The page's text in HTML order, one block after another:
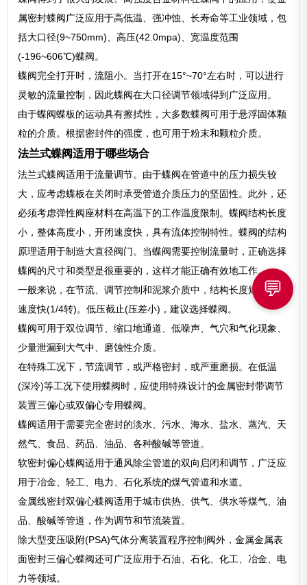
属密封蝶阀广泛应用于高低温、强冲蚀、长寿命等工业领域，包
括大口径(9~750mm)、高压(42.0mpa)、宽温度范围
(-196~606℃)蝶阀。
蝶阀完全打开时，流阻小。当打开在15°~70°左右时，可以进行
灵敏的流量控制，因此蝶阀在大口径调节领域得到广泛应用。
由于蝶阀蝶板的运动具有擦拭性，大多数蝶阀可用于悬浮固体颗
粒的介质。根据密封件的强度，也可用于粉末和颗粒介质。
法兰式蝶阀适用于哪些场合
法兰式蝶阀适用于流量调节。由于蝶阀在管道中的压力损失较
大，应考虑蝶板在关闭时承受管道介质压力的坚固性。此外，还
必须考虑弹性阀座材料在高温下的工作温度限制。蝶阀结构长度
小，整体高度小，开闭速度快，具有流体控制特性。蝶阀的结构
原理适用于制造大直径阀门。当蝶阀需要控制流量时，正确选择
蝶阀的尺寸和类型是很重要的，这样才能正确有效地工作。
一般来说，在节流、调节控制和泥浆介质中，结构长度短，启闭
速度快(1/4转)。低压截止(压差小)，建议选择蝶阀。
蝶阀可用于双位调节、缩口地通道、低噪声、气穴和气化现象、
少量泄漏到大气中、磨蚀性介质。
在特殊工况下，节流调节，或严格密封，或严重磨损。在低温
(深冷)等工况下使用蝶阀时，应使用特殊设计的金属密封带调节
装置三偏心或双偏心专用蝶阀。
蝶阀适用于需要完全密封的淡水、污水、海水、盐水、蒸汽、天
然气、食品、药品、油品、各种酸碱等管道。
软密封偏心蝶阀适用于通风除尘管道的双向启闭和调节，广泛应
用于冶金、轻工、电力、石化系统的煤气管道和水道。
金属线密封双偏心蝶阀适用于城市供热、供气、供水等煤气、油
品、酸碱等管道，作为调节和节流装置。
除大型变压吸附(PSA)气体分离装置程序控制阀外，金属金属表
面密封三偏心蝶阀还可广泛应用于石油、石化、化工、冶金、电
力等领域。
💬